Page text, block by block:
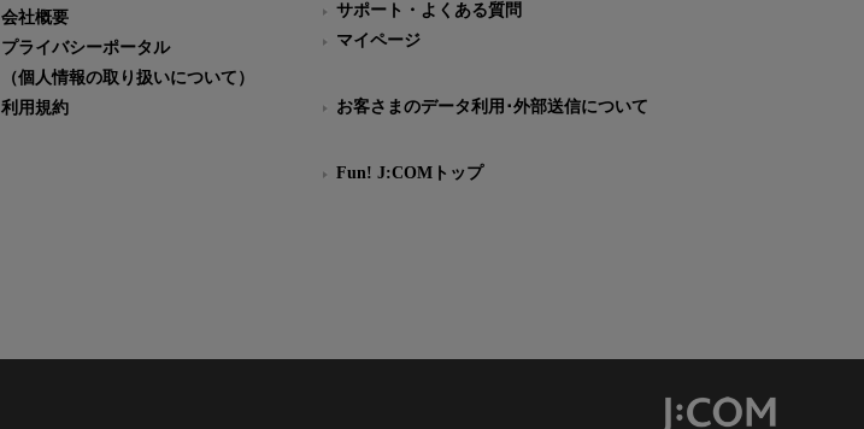
会社概要
プライバシーポータル
（個人情報の取り扱いについて）
利用規約
サポート・よくある質問
マイページ
お客さまのデータ利用･外部送信について
Fun! J:COMトップ